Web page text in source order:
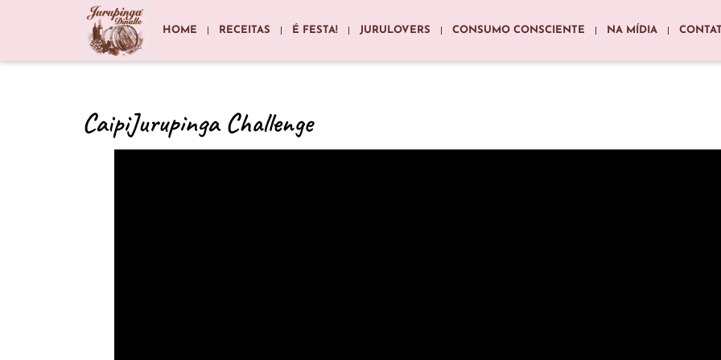
HOME RECEITAS É FESTA! JURULOVERS CONSUMO CONSCIENTE NA MÍDIA
CaipiJurupinga Challenge